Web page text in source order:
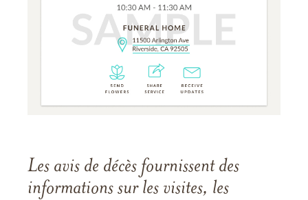
Les avis de décès fournissent des
informations sur les visites, les